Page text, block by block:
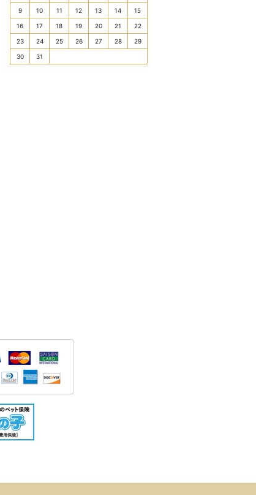
9 10 11 12 13 14 15
16 17 18 19 20 21 22
23 24 25 26 27 28 29
30 31